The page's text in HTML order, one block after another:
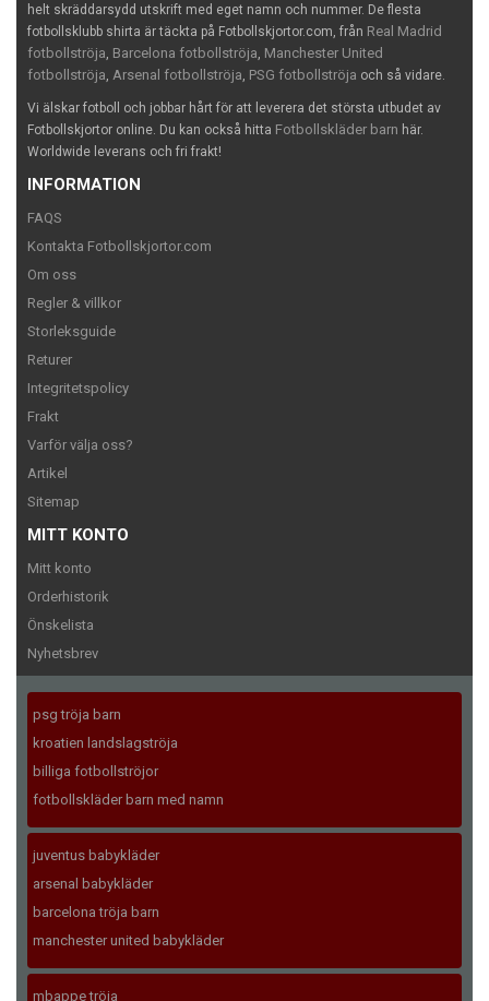
helt skräddarsydd utskrift med eget namn och nummer. De flesta
fotbollsklubb shirta är täckta på Fotbollskjortor.com, från Real Madrid
fotbollströja Barcelona fotbollströja Manchester United
fotbollströja Arsenal fotbollströja PSG fotbollströja och så vidare.
Vi älskar fotboll och jobbar hårt för att leverera det största utbudet av
Fotbollskjortor online. Du kan också hitta Fotbollskläder barn här.
Worldwide leverans och fri frakt!
INFORMATION
FAQS
Kontakta Fotbollskjortor.com
Om oss
Regler & villkor
Storleksguide
Returer
Integritetspolicy
Frakt
Varför välja oss?
Artikel
Sitemap
MITT KONTO
Mitt konto
Orderhistorik
Önskelista
Nyhetsbrev
psg tröja barn
kroatien landslagströja
billiga fotbollströjor
fotbollskläder barn med namn
juventus babykläder
arsenal babykläder
barcelona tröja barn
manchester united babykläder
mbappe tröja